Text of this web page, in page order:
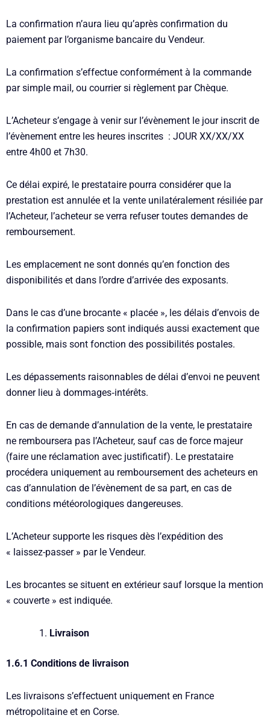
La confirmation n’aura lieu qu’après confirmation du
paiement par l’organisme bancaire du Vendeur.
La confirmation s’effectue conformément à la commande
par simple mail, ou courrier si règlement par Chèque.
L’Acheteur s’engage à venir sur l’évènement le jour inscrit de
l’évènement entre les heures inscrites : JOUR XX/XX/XX
entre 4h00 et 7h30.
Ce délai expiré, le prestataire pourra considérer que la
prestation est annulée et la vente unilatéralement résiliée par
l’Acheteur, l’acheteur se verra refuser toutes demandes de
remboursement.
Les emplacement ne sont donnés qu’en fonction des
disponibilités et dans l’ordre d’arrivée des exposants.
Dans le cas d’une brocante « placée », les délais d’envois de
la confirmation papiers sont indiqués aussi exactement que
possible, mais sont fonction des possibilités postales.
Les dépassements raisonnables de délai d’envoi ne peuvent
donner lieu à dommages‐intérêts.
En cas de demande d’annulation de la vente, le prestataire
ne remboursera pas l’Acheteur, sauf cas de force majeur
(faire une réclamation avec justificatif). Le prestataire
procédera uniquement au remboursement des acheteurs en
cas d’annulation de l’évènement de sa part, en cas de
conditions météorologiques dangereuses.
L’Acheteur supporte les risques dès l’expédition des
« laissez-passer » par le Vendeur.
Les brocantes se situent en extérieur sauf lorsque la mention
« couverte » est indiquée.
Livraison
1.6.1 Conditions de livraison
Les livraisons s’effectuent uniquement en France
métropolitaine et en Corse.